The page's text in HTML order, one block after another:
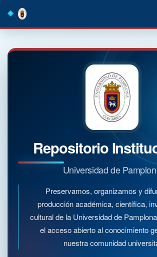
navigation
Repositorio
Universidad de
Preservamos, organizamos y
producción académica, científica,
cultural de la Universidad de
el acceso abierto al conocimiento
nuestra comunidad